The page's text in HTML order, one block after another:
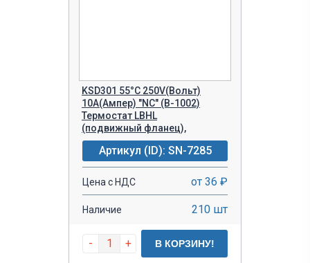
KSD301 55°C 250V(Вольт)
10A(Ампер) "NC" (B-1002)
Термостат LBHL
(подвижный фланец),
Артикул (ID): SN-7285
Цена с НДС от 36 ₽
Наличие 210 шт
- + В КОРЗИНУ!